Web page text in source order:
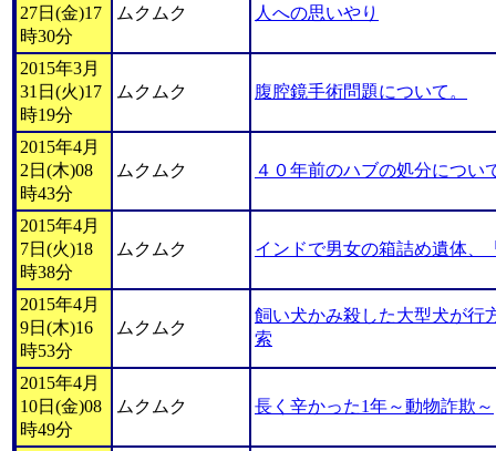
27日(金)17
時30分
ムクムク 人への思いやり
2015年3月
31日(火)17
時19分
ムクムク 腹腔鏡手術問題について。
2015年4月
2日(木)08
時43分
ムクムク ４０年前のハブの処分につい
2015年4月
7日(火)18
時38分
ムクムク インドで男女の箱詰め遺体、
2015年4月
9日(木)16
時53分
ムクムク
飼い犬かみ殺した大型犬が
索
2015年4月
10日(金)08
時49分
ムクムク 長く辛かった1年～動物詐欺～